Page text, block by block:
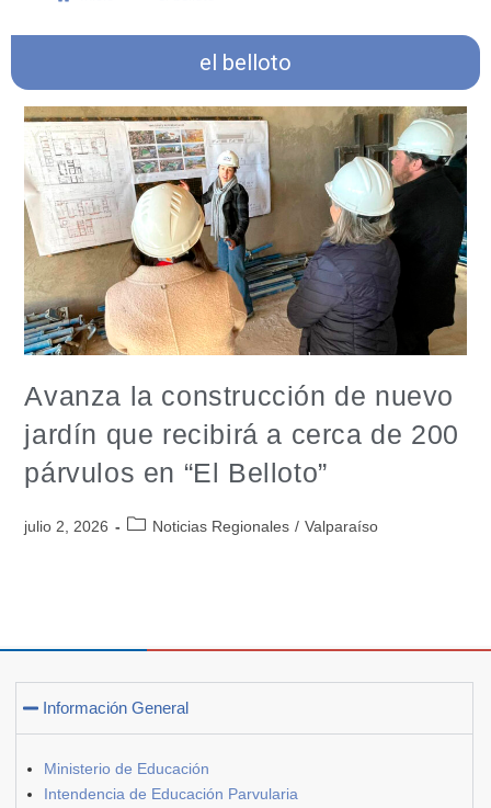
el belloto
Avanza la construcción de nuevo
jardín que recibirá a cerca de 200
párvulos en “El Belloto”
julio 2, 2026 Noticias Regionales / Valparaíso
Información General
Ministerio de Educación
Intendencia de Educación Parvularia